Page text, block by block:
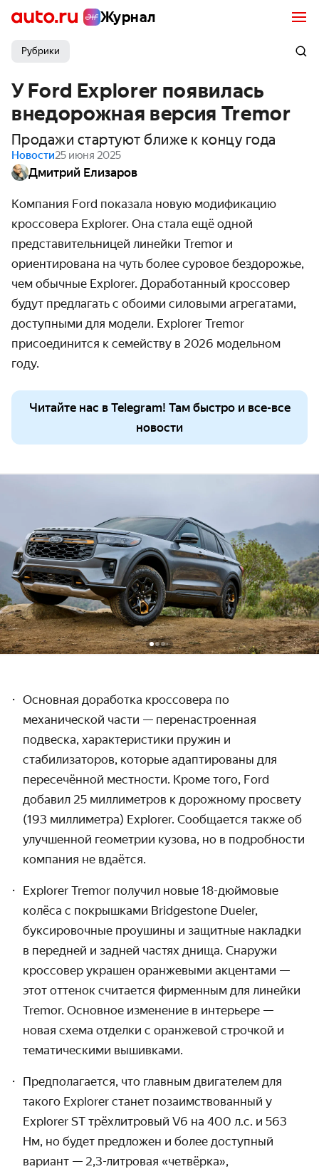
Журнал
Рубрики
У Ford Explorer появилась
внедорожная версия Tremor
Продажи стартуют ближе к концу года
Новости25 июня 2025
Дмитрий Елизаров
Компания Ford показала новую модификацию
кроссовера Explorer. Она стала ещё одной
представительницей линейки Tremor и
ориентирована на чуть более суровое бездорожье,
чем обычные Explorer. Доработанный кроссовер
будут предлагать с обоими силовыми агрегатами,
доступными для модели. Explorer Tremor
присоединится к семейству в 2026 модельном
году.
Читайте нас в Telegram! Там быстро и все-все
новости
Основная доработка кроссовера по
механической части — перенастроенная
подвеска, характеристики пружин и
стабилизаторов, которые адаптированы для
пересечённой местности. Кроме того, Ford
добавил 25 миллиметров к дорожному просвету
(193 миллиметра) Explorer. Сообщается также об
улучшенной геометрии кузова, но в подробности
компания не вдаётся.
Explorer Tremor получил новые 18-дюймовые
колёса с покрышками Bridgestone Dueler,
буксировочные проушины и защитные накладки
в передней и задней частях днища. Снаружи
кроссовер украшен оранжевыми акцентами —
этот оттенок считается фирменным для линейки
Tremor. Основное изменение в интерьере —
новая схема отделки с оранжевой строчкой и
тематическими вышивками.
Предполагается, что главным двигателем для
такого Explorer станет позаимствованный у
Explorer ST трёхлитровый V6 на 400 л.с. и 563
Нм, но будет предложен и более доступный
вариант — 2,3-литровая «четвёрка»,